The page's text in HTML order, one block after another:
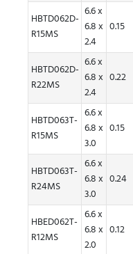
HBTD062D-
R15MS
6.6 x
6.8 x
2.4
0.15
HBTD062D-
R22MS
6.6 x
6.8 x
2.4
0.22
HBTD063T-
R15MS
6.6 x
6.8 x
3.0
0.15
HBTD063T-
R24MS
6.6 x
6.8 x
3.0
0.24
HBED062T-
R12MS
6.6 x
6.8 x
2.0
0.12